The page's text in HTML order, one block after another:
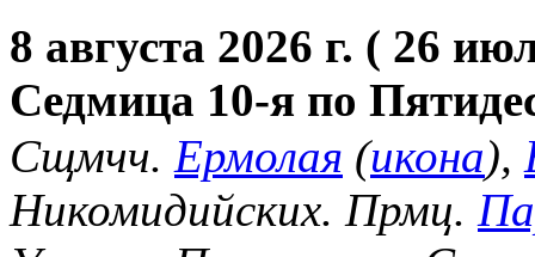
8 августа 2026 г. ( 26
Седмица 10-я по
Сщмчч. Ермолая (икона),
Никомидийских. Прмц.